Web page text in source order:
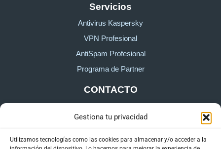
Gestiona tu privacidad
Utilizamos tecnologías como las cookies para almacenar y/o acceder a la
Servicios
Antivirus Kaspersky
VPN Profesional
AntiSpam Profesional
Programa de Partner
CONTACTO
Sobre HostingTG
Formulario de contacto